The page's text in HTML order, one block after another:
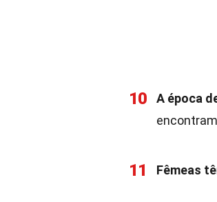
10 A época
11 Fêmeas